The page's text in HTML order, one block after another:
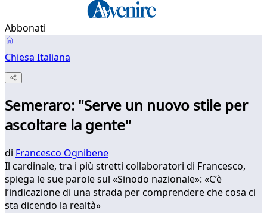
Abbonati
Chiesa Italiana
Semeraro: "Serve un nuovo stile per
ascoltare la gente"
di Francesco Ognibene
Il cardinale, tra i più stretti collaboratori di Francesco,
spiega le sue parole sul «Sinodo nazionale»: «C’è
l’indicazione di una strada per comprendere che cosa ci
sta dicendo la realtà»